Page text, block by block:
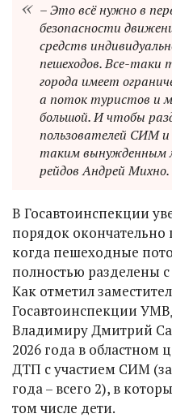
– Это всё нужно в
безопасности
средств
пешеходов. Все-таки
города имеет
а поток туристов и
большой. И чтобы
пользователей СИМ
таким вынужденным
рейдов Андрей Михно.
В Госавтоинспекции
порядок окончательно
когда пешеходные
полностью разделены
Как отметил
Госавтоинспекции
Владимиру Дмитрий
2026 года в областном
ДТП с участием СИМ
года – всего 2), в
том числе дети.